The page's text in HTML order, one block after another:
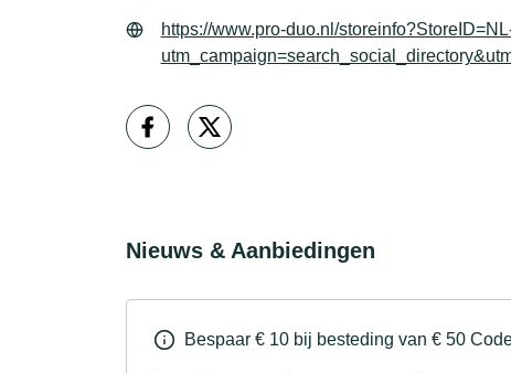
https://www.pro-duo.nl/
Nieuws & Aanbiedingen
Bespaar € 10 bij besteding van € 50